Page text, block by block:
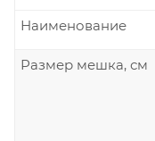
Наименование
Размер мешка, см